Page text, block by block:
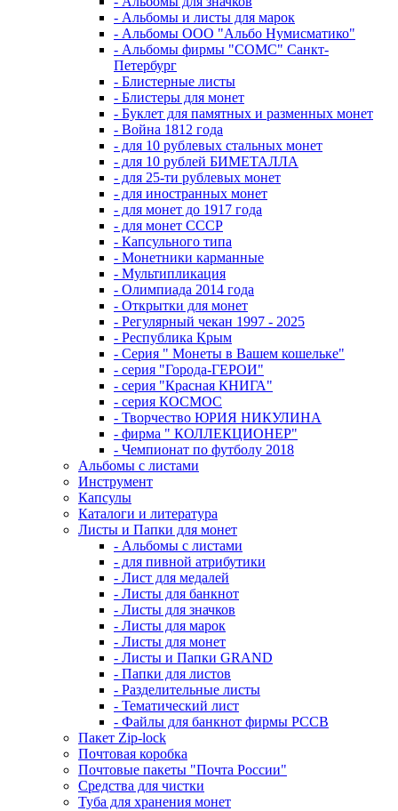
- Альбомы и листы для марок
- Альбомы ООО "Альбо Нумисматико"
- Альбомы фирмы "СОМС" Санкт-
Петербург
- Блистерные листы
- Блистеры для монет
- Буклет для памятных и разменных монет
- Война 1812 года
- для 10 рублевых стальных монет
- для 10 рублей БИМЕТАЛЛА
- для 25-ти рублевых монет
- для иностранных монет
- для монет до 1917 года
- для монет СССР
- Капсульного типа
- Монетники карманные
- Мультипликация
- Олимпиада 2014 года
- Открытки для монет
- Регулярный чекан 1997 - 2025
- Республика Крым
- Серия " Монеты в Вашем кошельке"
- серия "Города-ГЕРОИ"
- серия "Красная КНИГА"
- серия КОСМОС
- Творчество ЮРИЯ НИКУЛИНА
- фирма " КОЛЛЕКЦИОНЕР"
- Чемпионат по футболу 2018
Альбомы с листами
Инструмент
Капсулы
Каталоги и литература
Листы и Папки для монет
- Альбомы с листами
- для пивной атрибутики
- Лист для медалей
- Листы для банкнот
- Листы для значков
- Листы для марок
- Листы для монет
- Листы и Папки GRAND
- Папки для листов
- Разделительные листы
- Тематический лист
- Файлы для банкнот фирмы PCCB
Пакет Zip-lock
Почтовая коробка
Почтовые пакеты "Почта России"
Средства для чистки
Туба для хранения монет